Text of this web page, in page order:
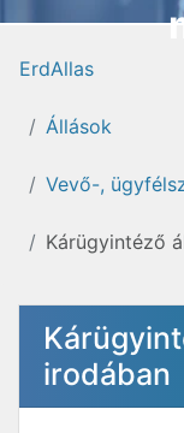
ErdAllas
Állások
Vevő-,
Kárügyintéző
irodában